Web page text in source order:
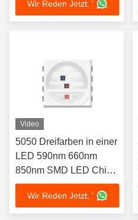
Wir Reden Jetzt. '
Video
5050 Dreifarben in einer
LED 590nm 660nm
850nm SMD LED Chip
für Therapie-Lichter
Wir Reden Jetzt. '